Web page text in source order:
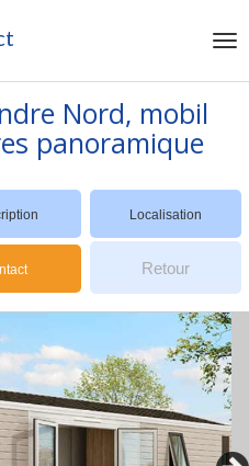
Nord, mobil
panoramique
Localisation
Retour